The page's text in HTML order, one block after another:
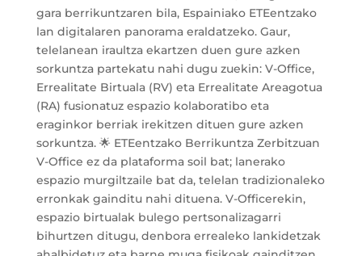
gara berrikuntzaren bila, Espainiako ETEentzako
lan digitalaren panorama eraldatzeko. Gaur,
telelanean iraultza ekartzen duen gure azken
sorkuntza partekatu nahi dugu zuekin: V-Office,
Errealitate Birtuala (RV) eta Errealitate Areagotua
(RA) fusionatuz espazio kolaboratibo eta
eraginkor berriak irekitzen dituen gure azken
sorkuntza. 🌟 ETEentzako Berrikuntza Zerbitzuan
V-Office ez da plataforma soil bat; lanerako
espazio murgiltzaile bat da, telelan tradizionaleko
erronkak gainditu nahi dituena. V-Officerekin,
espazio birtualak bulego pertsonalizagarri
bihurtzen ditugu, denbora errealeko lankidetzak